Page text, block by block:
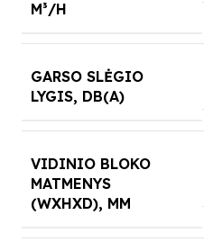
M³/H
GARSO SLĖGIO
LYGIS, DB(A)
VIDINIO BLOKO
MATMENYS
(WXHXD), MM